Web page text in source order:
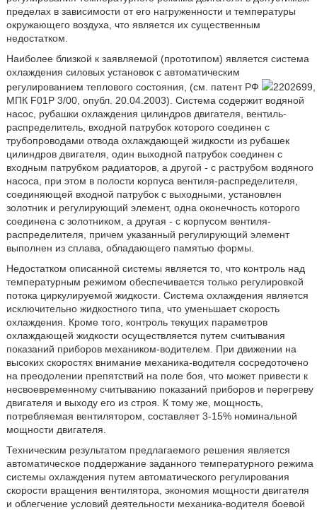
пределах в зависимости от его нагруженности и температуры
окружающего воздуха, что является их существенным
недостатком.
Наиболее близкой к заявляемой (прототипом) является система
охлаждения силовых установок с автоматическим
регулированием теплового состояния, (см. патент РФ
2202699,
МПК F01P 3/00, опубл. 20.04.2003). Система содержит водяной
насос, рубашки охлаждения цилиндров двигателя, вентиль-
распределитель, входной патрубок которого соединен с
трубопроводами отвода охлаждающей жидкости из рубашек
цилиндров двигателя, один выходной патрубок соединен с
входным патрубком радиаторов, а другой - с раструбом водяного
насоса, при этом в полости корпуса вентиля-распределителя,
соединяющей входной патрубок с выходными, установлен
золотник и регулирующий элемент, одна оконечность которого
соединена с золотником, а другая - с корпусом вентиля-
распределителя, причем указанный регулирующий элемент
выполнен из сплава, обладающего памятью формы.
Недостатком описанной системы является то, что контроль над
температурным режимом обеспечивается только регулировкой
потока циркулируемой жидкости. Система охлаждения является
исключительно жидкостного типа, что уменьшает скорость
охлаждения. Кроме того, контроль текущих параметров
охлаждающей жидкости осуществляется путем считывания
показаний приборов механиком-водителем. При движении на
высоких скоростях внимание механика-водителя сосредоточено
на преодолении препятствий на поле боя, что может привести к
несвоевременному считыванию показаний приборов и перегреву
двигателя и выходу его из строя. К тому же, мощность,
потребляемая вентилятором, составляет 3-15% номинальной
мощности двигателя.
Техническим результатом предлагаемого решения является
автоматическое поддержание заданного температурного режима
системы охлаждения путем автоматического регулирования
скорости вращения вентилятора, экономия мощности двигателя
и облегчение условий деятельности механика-водителя боевой